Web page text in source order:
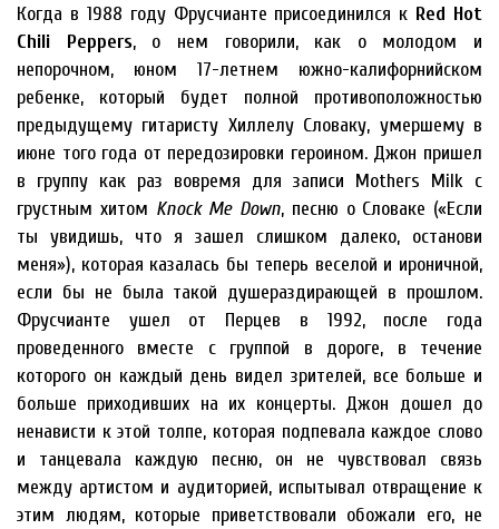
Когда в 1988 году Фрусчианте присоединился к Red Hot
Chili Peppers, о нем говорили, как о молодом и
непорочном, юном 17-летнем южно-калифорнийском
ребенке, который будет полной противоположностью
предыдущему гитаристу Хиллелу Словаку, умершему в
июне того года от передозировки героином. Джон пришел
в группу как раз вовремя для записи Mothers Milk с
грустным хитом Knock Me Down, песню о Словаке («Если
ты увидишь, что я зашел слишком далеко, останови
меня»), которая казалась бы теперь веселой и ироничной,
если бы не была такой душераздирающей в прошлом.
Фрусчианте ушел от Перцев в 1992, после года
проведенного вместе с группой в дороге, в течение
которого он каждый день видел зрителей, все больше и
больше приходивших на их концерты. Джон дошел до
ненависти к этой толпе, которая подпевала каждое слово
и танцевала каждую песню, он не чувствовал связь
между артистом и аудиторией, испытывал отвращение к
этим людям, которые приветствовали обожали его, не